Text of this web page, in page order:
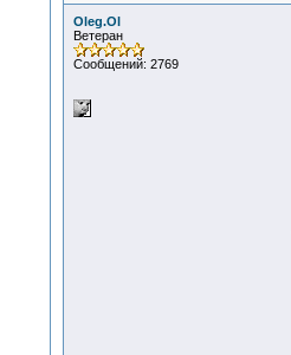
Oleg.Ol
Ветеран
Сообщений: 2769